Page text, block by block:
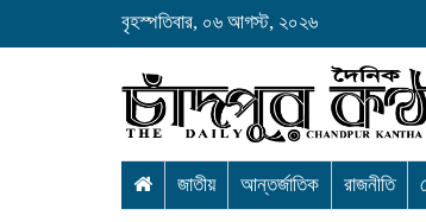
বৃহস্পতিবার, ০৬ আগস্ট, ২০২৬
জাতীয় আন্তর্জাতিক রাজনীতি